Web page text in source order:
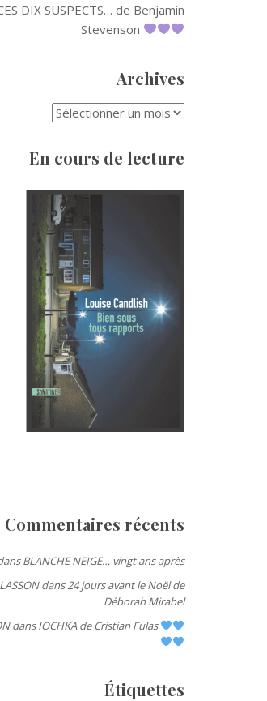
DIX SUSPECTS… de Benjamin
Stevenson
Archives
En cours de lecture
Commentaires récents
BLANCHE NEIGE… vingt ans après
dans24 jours avant le Noël de
Déborah Mirabel
dansIOCHKA de Cristian Fulas
Étiquettes